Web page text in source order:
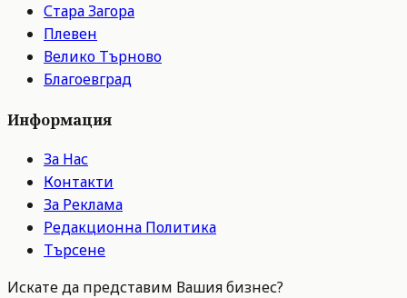
Стара Загора
Плевен
Велико Търново
Благоевград
Информация
За Нас
Контакти
За Реклама
Редакционна Политика
Търсене
Искате да представим Вашия бизнес?